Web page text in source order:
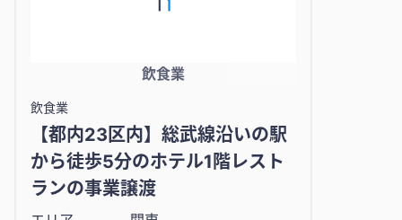
飲食業
飲食業
【都内23区内】総武線沿いの駅
から徒歩5分のホテル1階レスト
ランの事業譲渡